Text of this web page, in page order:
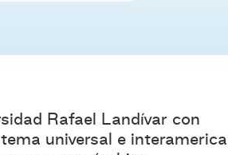
Rafael Landívar con
universal e